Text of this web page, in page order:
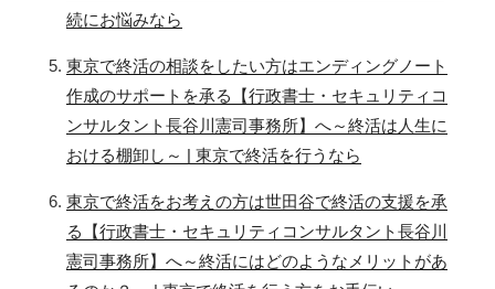
続にお悩みなら
東京で終活の相談をしたい方はエンディングノート
作成のサポートを承る【行政書士・セキュリティコ
ンサルタント長谷川憲司事務所】へ～終活は人生に
おける棚卸し～ | 東京で終活を行うなら
東京で終活をお考えの方は世田谷で終活の支援を承
る【行政書士・セキュリティコンサルタント長谷川
憲司事務所】へ～終活にはどのようなメリットがあ